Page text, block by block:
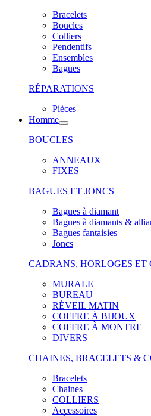
Bracelets
Boucles
Colliers
Pendentifs
Ensembles
Bagues
RÉPARATIONS
Pièces
Homme
BOUCLES
ANNEAUX
FIXES
BAGUES ET JONCS
Bagues à diamant
Bagues à diamants &
Bagues fantaisies
Joncs
CADRANS, HORLOGES ET
MURALE
BUREAU
RÉVEIL MATIN
COFFRE À BIJOUX
COFFRE À MONTRE
DIVERS
CHAINES, BRACELETS &
Bracelets
Chaines
COLLIERS
Accessoires